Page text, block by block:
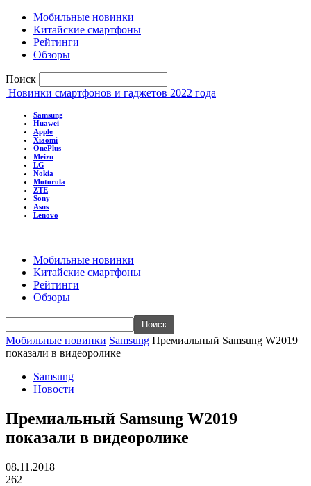
Мобильные новинки
Китайские смартфоны
Рейтинги
Обзоры
Поиск
Новинки смартфонов и гаджетов 2022 года
Samsung
Huawei
Apple
Xiaomi
OnePlus
Meizu
LG
Nokia
Motorola
ZTE
Sony
Asus
Lenovo
Мобильные новинки
Китайские смартфоны
Рейтинги
Обзоры
Мобильные новинки Samsung Премиальный Samsung W2019
показали в видеоролике
Samsung
Новости
Премиальный Samsung W2019
показали в видеоролике
08.11.2018
262